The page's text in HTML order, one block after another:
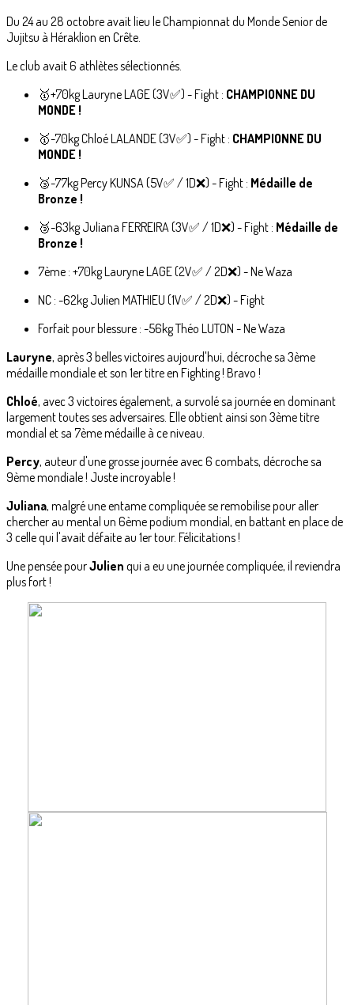
Du 24 au 28 octobre avait lieu le Championnat du Monde Senior de
Jujitsu à Héraklion en Crête.
Le club avait 6 athlètes sélectionnés.
🥇+70kg Lauryne LAGE (3V✅️) - Fight : CHAMPIONNE DU
MONDE !
🥇-70kg Chloé LALANDE (3V✅️) - Fight : CHAMPIONNE DU
MONDE !
🥉-77kg Percy KUNSA (5V✅️ / 1D❌️) - Fight : Médaille de
Bronze !
🥉-63kg Juliana FERREIRA (3V✅️ / 1D❌️) - Fight : Médaille de
Bronze !
7ème : +70kg Lauryne LAGE (2V✅️ / 2D❌️) - Ne Waza
NC : -62kg Julien MATHIEU (1V✅️ / 2D❌️) - Fight
Forfait pour blessure : -56kg Théo LUTON - Ne Waza
Lauryne, après 3 belles victoires aujourd'hui, décroche sa 3ème
médaille mondiale et son 1er titre en Fighting ! Bravo !
Chloé, avec 3 victoires également, a survolé sa journée en dominant
largement toutes ses adversaires. Elle obtient ainsi son 3ème titre
mondial et sa 7ème médaille à ce niveau.
Percy, auteur d'une grosse journée avec 6 combats, décroche sa
9ème mondiale ! Juste incroyable !
Juliana, malgré une entame compliquée se remobilise pour aller
chercher au mental un 6ème podium mondial, en battant en place de
3 celle qui l'avait défaite au 1er tour. Félicitations !
Une pensée pourJulien qui a eu une journée compliquée, il reviendra
plus fort !